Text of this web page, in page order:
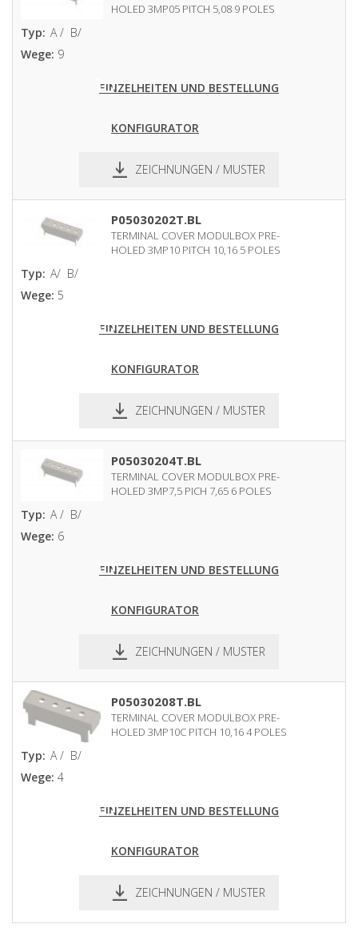
HOLED 3MP05 PITCH 5,08 9 POLES
Typ: A / B/
Wege: 9
EINZELHEITEN UND BESTELLUNG
KONFIGURATOR
ZEICHNUNGEN / MUSTER
P05030202T.BL
TERMINAL COVER MODULBOX PRE-
HOLED 3MP10 PITCH 10,16 5 POLES
Typ: A/ B/
Wege: 5
EINZELHEITEN UND BESTELLUNG
KONFIGURATOR
ZEICHNUNGEN / MUSTER
P05030204T.BL
TERMINAL COVER MODULBOX PRE-
HOLED 3MP7,5 PICH 7,65 6 POLES
Typ: A / B/
Wege: 6
EINZELHEITEN UND BESTELLUNG
KONFIGURATOR
ZEICHNUNGEN / MUSTER
P05030208T.BL
TERMINAL COVER MODULBOX PRE-
HOLED 3MP10C PITCH 10,16 4 POLES
Typ: A / B/
Wege: 4
EINZELHEITEN UND BESTELLUNG
KONFIGURATOR
ZEICHNUNGEN / MUSTER